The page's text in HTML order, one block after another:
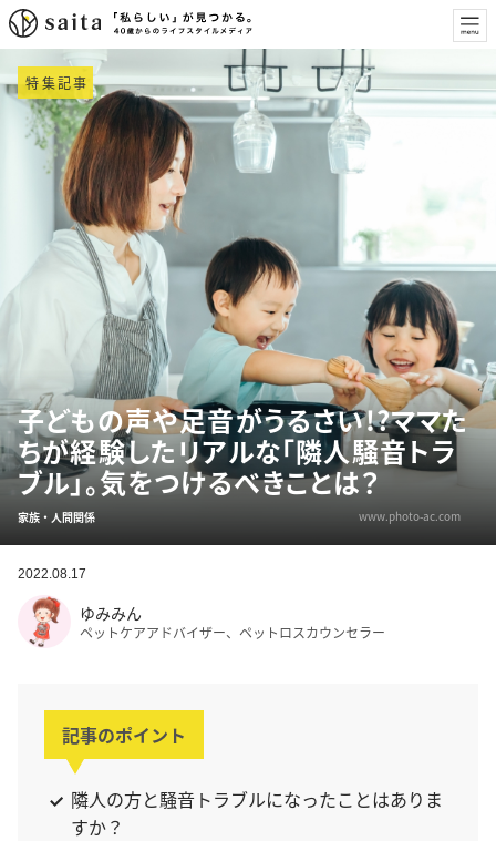
特集記事
子どもの声や足音がうるさい!?ママた
ちが経験したリアルな「隣人騒音トラ
ブル」。気をつけるべきことは？
家族・人間関係 www.photo-ac.com
2022.08.17
ゆみみん
ペットケアアドバイザー、ペットロスカウンセラー
記事のポイント
隣人の方と騒音トラブルになったことはありま
すか？